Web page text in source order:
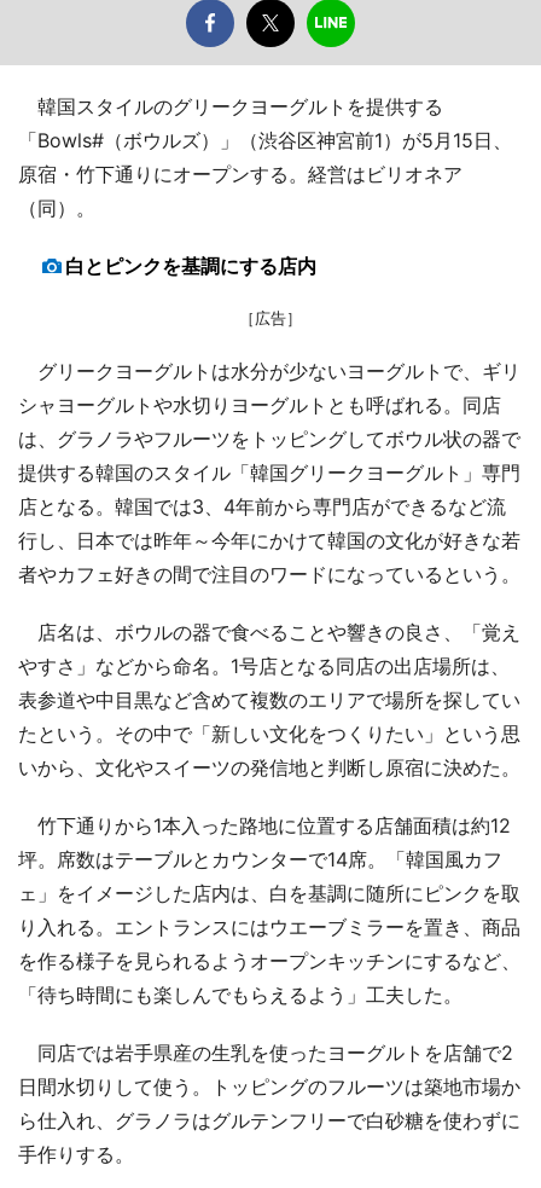
韓国スタイルのグリークヨーグルトを提供する
「Bowls#（ボウルズ）」（渋谷区神宮前1）が5月15日、
原宿・竹下通りにオープンする。経営はビリオネア
（同）。
白とピンクを基調にする店内
［広告］
グリークヨーグルトは水分が少ないヨーグルトで、ギリ
シャヨーグルトや水切りヨーグルトとも呼ばれる。同店
は、グラノラやフルーツをトッピングしてボウル状の器で
提供する韓国のスタイル「韓国グリークヨーグルト」専門
店となる。韓国では3、4年前から専門店ができるなど流
行し、日本では昨年～今年にかけて韓国の文化が好きな若
者やカフェ好きの間で注目のワードになっているという。
店名は、ボウルの器で食べることや響きの良さ、「覚え
やすさ」などから命名。1号店となる同店の出店場所は、
表参道や中目黒など含めて複数のエリアで場所を探してい
たという。その中で「新しい文化をつくりたい」という思
いから、文化やスイーツの発信地と判断し原宿に決めた。
竹下通りから1本入った路地に位置する店舗面積は約12
坪。席数はテーブルとカウンターで14席。「韓国風カフ
ェ」をイメージした店内は、白を基調に随所にピンクを取
り入れる。エントランスにはウエーブミラーを置き、商品
を作る様子を見られるようオープンキッチンにするなど、
「待ち時間にも楽しんでもらえるよう」工夫した。
同店では岩手県産の生乳を使ったヨーグルトを店舗で2
日間水切りして使う。トッピングのフルーツは築地市場か
ら仕入れ、グラノラはグルテンフリーで白砂糖を使わずに
手作りする。